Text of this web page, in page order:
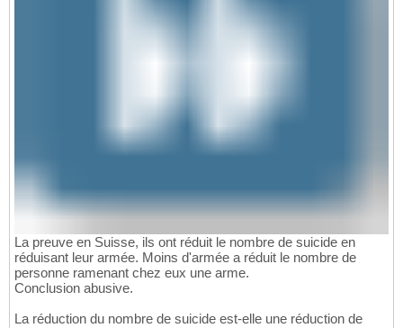
La preuve en Suisse, ils ont réduit le nombre de suicide en
réduisant leur armée. Moins d'armée a réduit le nombre de
personne ramenant chez eux une arme.
Conclusion abusive.
La réduction du nombre de suicide est-elle une réduction de